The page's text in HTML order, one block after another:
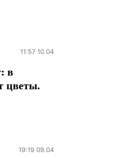
11:57 10.04
в
цветы.
19:19 09.04